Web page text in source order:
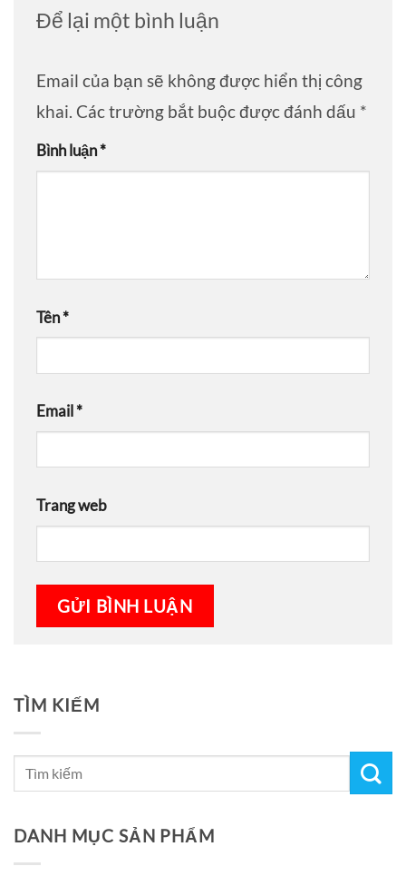
Để lại một bình luận
Email của bạn sẽ không được hiển thị công
khai. Các trường bắt buộc được đánh dấu *
Bình luận*
Tên*
Email*
Trang web
TÌM KIẾM
DANH MỤC SẢN PHẨM